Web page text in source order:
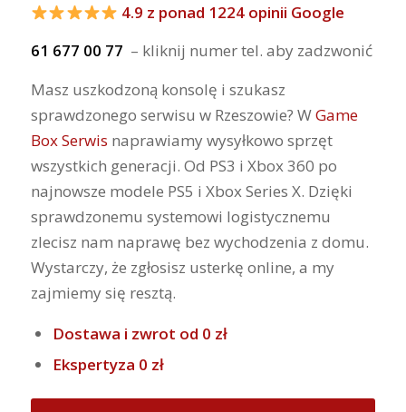
4.9 z ponad 1224 opinii Google
61 677 00 77 – kliknij numer tel. aby zadzwonić
Masz uszkodzoną konsolę i szukasz
sprawdzonego serwisu w Rzeszowie? WGame
Box Serwis naprawiamy wysyłkowo sprzęt
wszystkich generacji. Od PS3 i Xbox 360 po
najnowsze modele PS5 i Xbox Series X. Dzięki
sprawdzonemu systemowi logistycznemu
zlecisz nam naprawę bez wychodzenia z domu.
Wystarczy, że zgłosisz usterkę online, a my
zajmiemy się resztą.
Dostawa i zwrot od 0 zł
Ekspertyza 0 zł